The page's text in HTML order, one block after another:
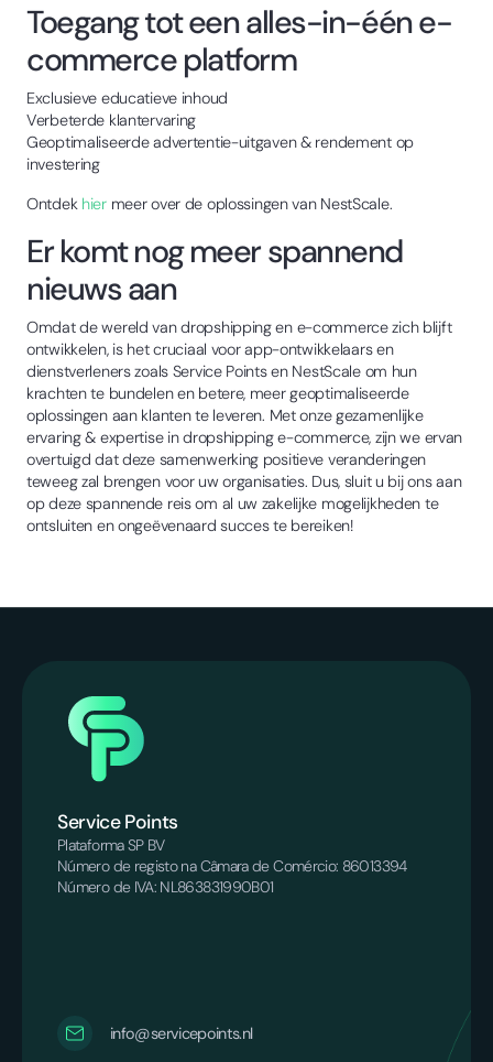
Toegang tot een alles-in-één e-
commerce platform
Exclusieve educatieve inhoud
Verbeterde klantervaring
Geoptimaliseerde advertentie-uitgaven & rendement op
investering
Ontdek hiermeer over de oplossingen van NestScale.
Er komt nog meer spannend
nieuws aan
Omdat de wereld van dropshipping en e-commerce zich blijft
ontwikkelen, is het cruciaal voor app-ontwikkelaars en
dienstverleners zoals Service Points en NestScale om hun
krachten te bundelen en betere, meer geoptimaliseerde
oplossingen aan klanten te leveren. Met onze gezamenlijke
ervaring & expertise in dropshipping e-commerce, zijn we ervan
overtuigd dat deze samenwerking positieve veranderingen
teweeg zal brengen voor uw organisaties. Dus, sluit u bij ons aan
op deze spannende reis om al uw zakelijke mogelijkheden te
ontsluiten en ongeëvenaard succes te bereiken!
Service Points
Plataforma SP BV
Número de registo na Câmara de Comércio: 86013394
Número de IVA: NL863831990B01
info@servicepoints.nl